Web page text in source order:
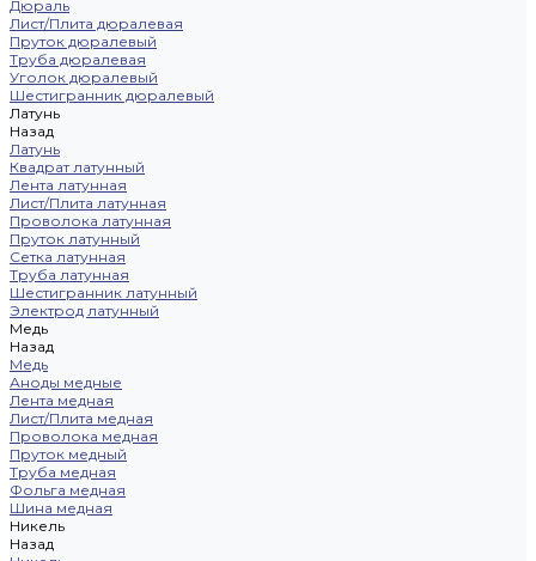
Дюраль
Лист/Плита дюралевая
Пруток дюралевый
Труба дюралевая
Уголок дюралевый
Шестигранник дюралевый
Латунь
Назад
Латунь
Квадрат латунный
Лента латунная
Лист/Плита латунная
Проволока латунная
Пруток латунный
Сетка латунная
Труба латунная
Шестигранник латунный
Электрод латунный
Медь
Назад
Медь
Аноды медные
Лента медная
Лист/Плита медная
Проволока медная
Пруток медный
Труба медная
Фольга медная
Шина медная
Никель
Назад